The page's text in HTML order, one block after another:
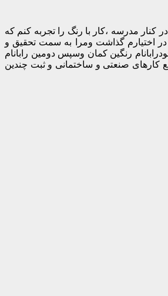
کنار مدرسه ،کار با رنگ را تجربه کنم که
اختیارم گذاشت ومرا به سمت تحقیق و
رنگین کمان وسپس دومین رابانام
آن در زمینه های دیگری چون اختراعات وتحقیقات علمی و پژوهشی فعالیت نموده ام که حاصل آن اجرای حدود ۵۰۰۰۰۰ متر مربع کارهای صنعتی و ساختمانی و ثبت چندین